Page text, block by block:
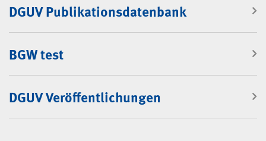
DGUV Publikationsdatenbank
BGW test
DGUV Veröffentlichungen